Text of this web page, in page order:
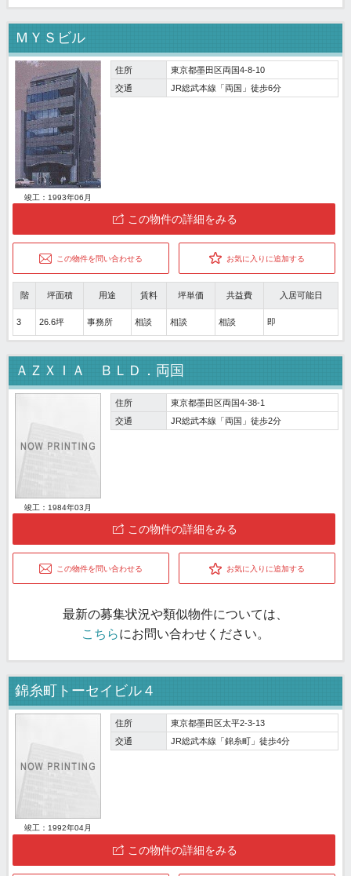
ＭＹＳビル
竣工：1993年06月
住所
東京都墨田区両国4-8-10
交通
JR総武本線「両国」徒歩6分
この物件の詳細をみる
この物件を問い合わせる お気に入りに追加する
階 坪面積 用途 賃料 坪単価 共益費 入居可能日
3 26.6坪 事務所 相談 相談 相談 即
ＡＺＸＩＡ ＢＬＤ．両国
竣工：1984年03月
住所
東京都墨田区両国4-38-1
交通
JR総武本線「両国」徒歩2分
この物件の詳細をみる
この物件を問い合わせる お気に入りに追加する
最新の募集状況や類似物件については、
こちらにお問い合わせください。
錦糸町トーセイビル４
竣工：1992年04月
住所
東京都墨田区太平2-3-13
交通
JR総武本線「錦糸町」徒歩4分
この物件の詳細をみる